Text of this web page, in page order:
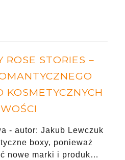
ROSE STORIES –
KOSMETYCZNYCH
- autor: Jakub Lewczuk
boxy, ponieważ
nowe marki i produk…